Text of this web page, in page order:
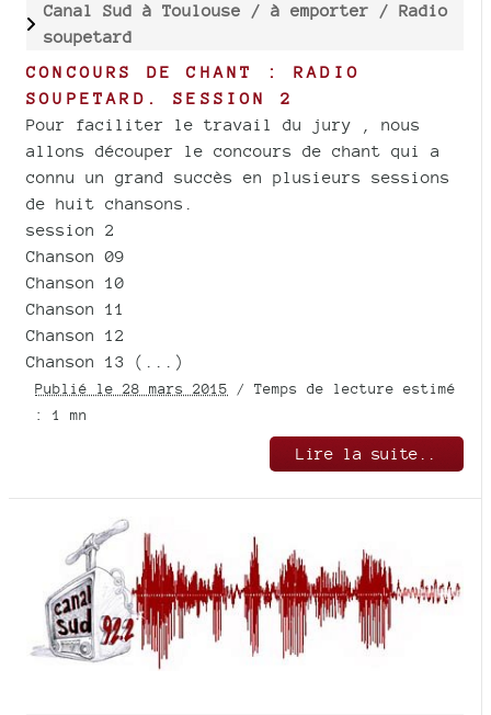
Canal Sud à Toulouse / à emporter / Radio
soupetard
CONCOURS DE CHANT : RADIO
SOUPETARD. SESSION 2
Pour faciliter le travail du jury , nous
allons découper le concours de chant qui a
connu un grand succès en plusieurs sessions
de huit chansons.
session 2
Chanson 09
Chanson 10
Chanson 11
Chanson 12
Chanson 13 (...)
Publié le 28 mars 2015 / Temps de lecture estimé
: 1 mn
Lire la suite..